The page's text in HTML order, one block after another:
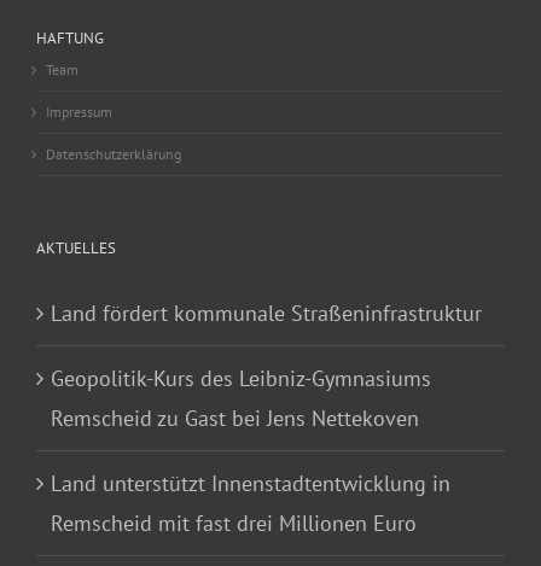
HAFTUNG
Team
Impressum
Datenschutzerklärung
AKTUELLES
Land fördert kommunale Straßeninfrastruktur
Geopolitik-Kurs des Leibniz-Gymnasiums
Remscheid zu Gast bei Jens Nettekoven
Land unterstützt Innenstadtentwicklung in
Remscheid mit fast drei Millionen Euro